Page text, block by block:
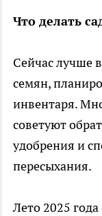
Что делать
Сейчас лучше
семян,
инвентаря.
советуют
удобрения и
пересыхания.
Лето 2025